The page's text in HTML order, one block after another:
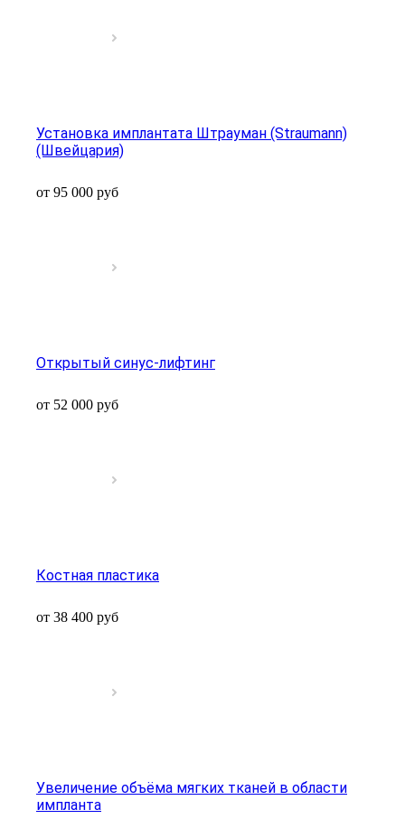
Установка имплантата Штрауман (Straumann)
(Швейцария)
от 95 000 руб
Открытый синус-лифтинг
от 52 000 руб
Костная пластика
от 38 400 руб
Увеличение объёма мягких тканей в области
импланта